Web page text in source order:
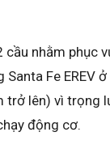
nhằm phục
Fe EREV
lên) vì trọng
động cơ.